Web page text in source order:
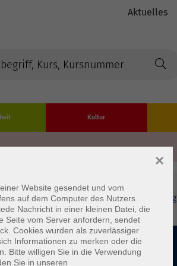
Aktuelles
Kultur
AGB/Widerrufsbelehrung
Website gesendet und vom
auf dem Computer des Nutzers
Nachricht in einer kleinen Datei, die
Seite vom Server anfordern, sendet
Cookies wurden als zuverlässiger
Informationen zu merken oder die
Bitte willigen Sie in die Verwendung
Sie in unseren
×